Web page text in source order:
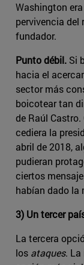
Washington
pervivencia del
fundador.
Punto débil. Si
hacia el
sector más
boicotear tan
de Raúl Castro.
cediera la
abril de 2018,
pudieran
ciertos
habían dado la
3) Un tercer
La tercera
los ataques. La